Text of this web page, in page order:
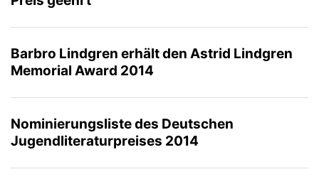
Barbro Lindgren erhält den Astrid Lindgren
Memorial Award 2014
Nominierungsliste des Deutschen
Jugendliteraturpreises 2014